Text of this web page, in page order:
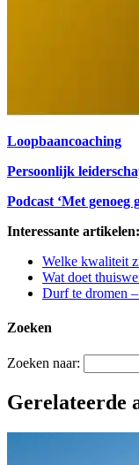
Loopbaancoaching
Persoonlijk
Podcast ‘Met genoeg
Interessante artikelen:
Welke kwaliteit
Wat doet
Durf te dromen
Zoeken
Zoeken naar:
Gerelateerde